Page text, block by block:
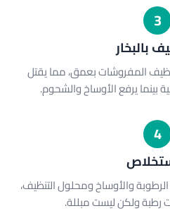
3
بالبخار
المفروشات بعمق، مما يقتل
بينما يرفع الأوساخ والشحوم.
4
والأوساخ ومحلول التنظيف،
رطبة ولكن ليست مبللة.